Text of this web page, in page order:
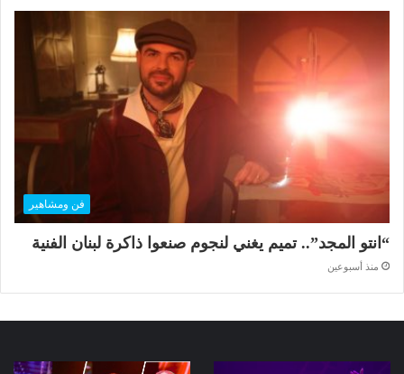
فن ومشاهير
“انتو المجد”.. تميم يغني لنجوم صنعوا ذاكرة لبنان الفنية
منذ أسبوعين